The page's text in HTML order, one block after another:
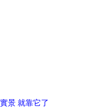
景 就靠它了